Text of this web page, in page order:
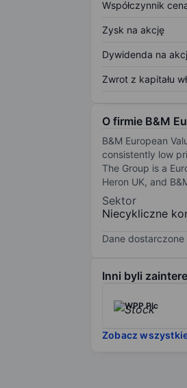
Współczynnik
Zysk na akcję
Dywidenda na
Zwrot z kapitału
O firmie B&M
B&M European
consistently low
The Group is a
Heron UK, and
Sektor
Niecykliczne
Dane
Inni byli
WPP Plc
Zobacz